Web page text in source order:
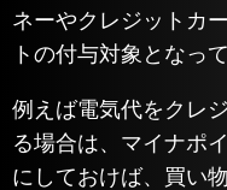
ネーやクレジットカ
トの付与対象となっ
例えば電気代をクレ
る場合は、マイナポ
にしておけば、買い